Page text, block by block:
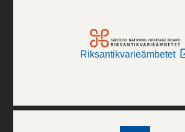
Riksantikvarieämbetet